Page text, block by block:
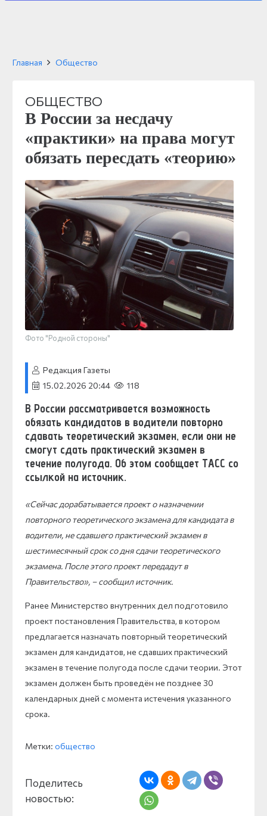
Главная Общество
ОБЩЕСТВО
В России за несдачу
«практики» на права могут
обязать пересдать «теорию»
Фото "Родной стороны"
Редакция Газеты
15.02.2026 20:44
118
В России рассматривается возможность
обязать кандидатов в водители повторно
сдавать теоретический экзамен, если они не
смогут сдать практический экзамен в
течение полугода. Об этом сообщает ТАСС со
ссылкой на источник.
«Сейчас дорабатывается проект о назначении
повторного теоретического экзамена для кандидата в
водители, не сдавшего практический экзамен в
шестимесячный срок со дня сдачи теоретического
экзамена. После этого проект передадут в
Правительство», – сообщил источник.
Ранее Министерство внутренних дел подготовило
проект постановления Правительства, в котором
предлагается назначать повторный теоретический
экзамен для кандидатов, не сдавших практический
экзамен в течение полугода после сдачи теории. Этот
экзамен должен быть проведён не позднее 30
календарных дней с момента истечения указанного
срока.
Метки: общество
Поделитесь
новостью: